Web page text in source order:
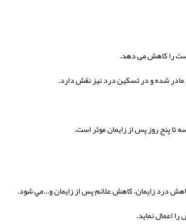
را کاهش می دهد.
شده و در تسکین درد نیز نقش دارد.
پنج روز پس از زایمان موثر است.
درد زايمان، كاهش علائم پس از زايمان و...مي شود.
اعمال نماید.